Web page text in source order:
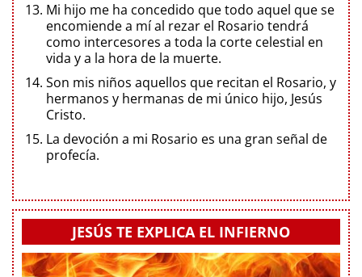
Mi hijo me ha concedido que todo aquel que se
encomiende a mí al rezar el Rosario tendrá
como intercesores a toda la corte celestial en
vida y a la hora de la muerte.
Son mis niños aquellos que recitan el Rosario, y
hermanos y hermanas de mi único hijo, Jesús
Cristo.
La devoción a mi Rosario es una gran señal de
profecía.
JESÚS TE EXPLICA EL INFIERNO